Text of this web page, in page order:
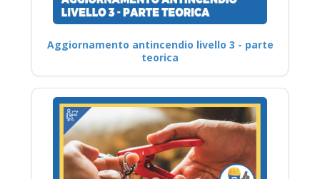
Aggiornamento antincendio livello 3 - parte
teorica